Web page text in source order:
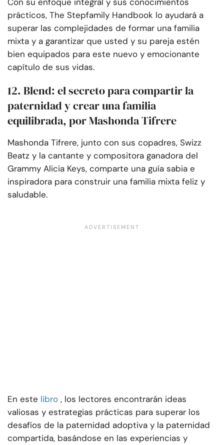
prácticos, The Stepfamily Handbook lo ayudará a
superar las complejidades de formar una familia
mixta y a garantizar que usted y su pareja estén
bien equipados para este nuevo y emocionante
capítulo de sus vidas.
12. Blend: el secreto para compartir la
paternidad y crear una familia
equilibrada, por Mashonda Tifrere
Mashonda Tifrere, junto con sus copadres, Swizz
Beatz y la cantante y compositora ganadora del
Grammy Alicia Keys, comparte una guía sabia e
inspiradora para construir una familia mixta feliz y
saludable.
En este libro , los lectores encontrarán ideas
valiosas y estrategias prácticas para superar los
desafíos de la paternidad adoptiva y la paternidad
compartida, basándose en las experiencias y